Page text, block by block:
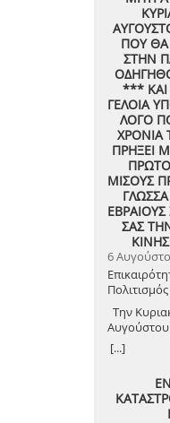
ΠΟΥ
ΣΤΗΝ
***
ΓΕΛΟΙΑ
ΛΟΓΟ
ΧΡΟΝΙΑ
ΠΡΗΞΕΙ
ΜΙΣΟΥΣ
ΣΑΣ
6
Πολιτισμός
Την
Αυγούστου
τους
[...]